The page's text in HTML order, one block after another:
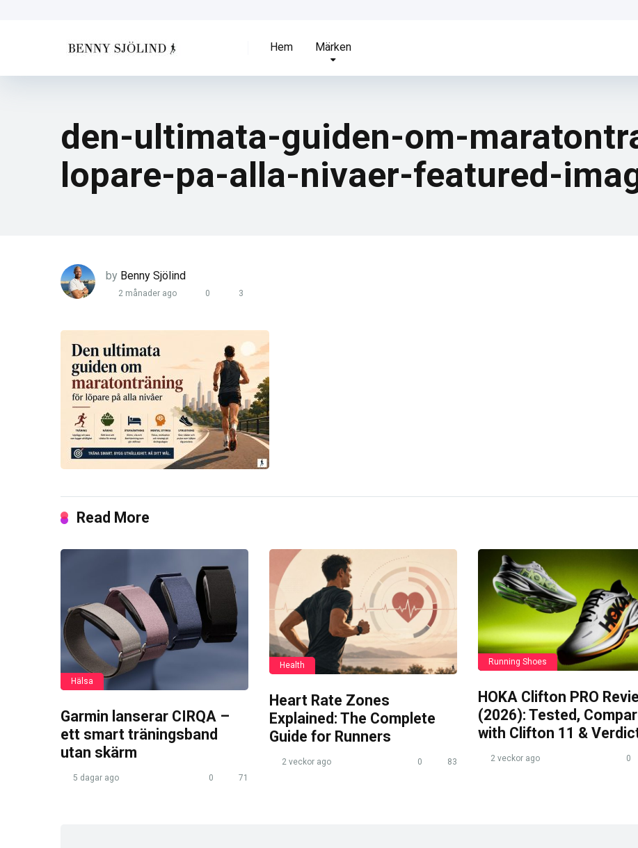
Hem Märken
den-ultimata-guiden-om-
lopare-pa-alla-nivaer-featured-
by Benny Sjölind
2 månader ago 0 3
Read More
Hälsa
Garmin lanserar CIRQA –
ett smart träningsband
utan skärm
5 dagar ago 0 71
Health
Heart Rate Zones
Explained: The Complete
Guide for Runners
2 veckor ago 0 83
Running Shoes
HOKA Clifton PRO
(2026): Tested,
with Clifton 11 &
2 veckor ago 0